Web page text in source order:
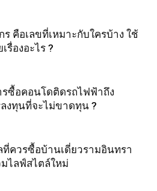
ร คือเลขที่เหมาะกับใครบ้าง ใช้
รื่องอะไร ?
ซื้อคอนโดติดรถไฟฟ้าถึง
งทุนที่จะไม่ขาดทุน ?
ที่ควรซื้อบ้านเดี่ยวรามอินทรา
ไลฟ์สไตล์ใหม่